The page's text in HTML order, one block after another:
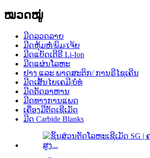
ໝວດໝູ່
ມີດລວດລາຍ
ມີດຫຸ້ມຫໍ່/ພິມ/ເຈ້ຍ
ມີດແບັດເຕີຣີ Li-Ion
ມີດແຜ່ນໂລຫະ
ຢາງ ແລະ ພາດສະຕິກ/ ການຣີໄຊເຄີນ
ມີດເສັ້ນໄຍເຄມີ/ບໍ່ທໍ
ມີດຕັດອາຫານ
ມີດທາງການແພດ
ເຄື່ອງມືຕັດເຊີເມັດ
ມີດ Carbide Blanks